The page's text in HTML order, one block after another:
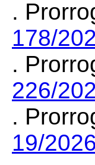
.
178/
.
226/
.
19/